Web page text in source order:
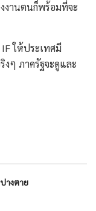
งานตนก็พร้อมที่จะ
ให้ประเทศมี
งๆ ภาครัฐจะดูและ
างตาย